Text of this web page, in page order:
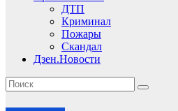
ДТП
Криминал
Пожары
Скандал
Дзен.Новости